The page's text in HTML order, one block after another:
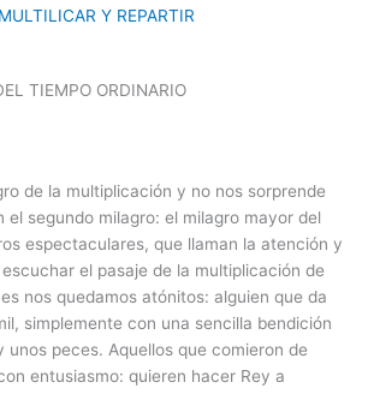
Y REPARTIR
TIEMPO ORDINARIO
de la multiplicación y no nos sorprende
el segundo milagro: el milagro mayor del
espectaculares, que llaman la atención y
el pasaje de la multiplicación de
nos quedamos atónitos: alguien que da
simplemente con una sencilla bendición
unos peces. Aquellos que comieron de
entusiasmo: quieren hacer Rey a